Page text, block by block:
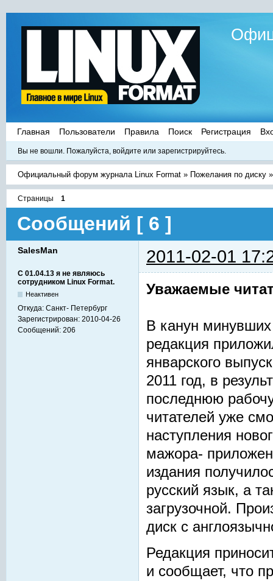
Главная Пользователи Правила Поиск Регистрация
Вы не вошли. Пожалуйста, войдите или зарегистрируйтесь.
Официальный форум журнала Linux Format » Пожелания по диску
Страницы 1
Сообщений [ 6 ]
SalesMan 2011-02-01
С 01.04.13 я не являюсь
сотрудником Linux Format.
Неактивен
Откуда: Санкт- Петербург
Зарегистрирован: 2010-04-26
Сообщений: 206
Уважаемые
В канун
редакция
январского
2011 год, в
последнюю
читателей уже
наступления
мажора-
издания
русский язык, а
загрузочной.
диск с
Редакция
и сообщает, что